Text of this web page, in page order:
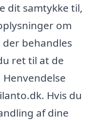
dit samtykke til,
om
der behandles
ret til at de
Hvis du
af dine